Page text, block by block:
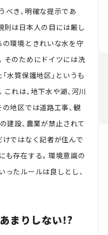
き、明確な提示であ
則は日本人の目には厳し
の環境ときれいな水を守
そのためにドイツには洗
水質保護地区」というも
れは、地下水や湖、河川
地区では道路工事、観
建設、農業が禁止されて
けではなく記者が住んで
も存在する。環境意識の
たルールは良しとし、
まりしない!?